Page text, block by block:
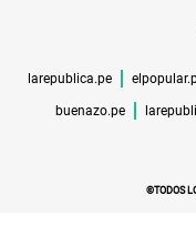
larepublica.pe
buenazo.pe
©TODOS